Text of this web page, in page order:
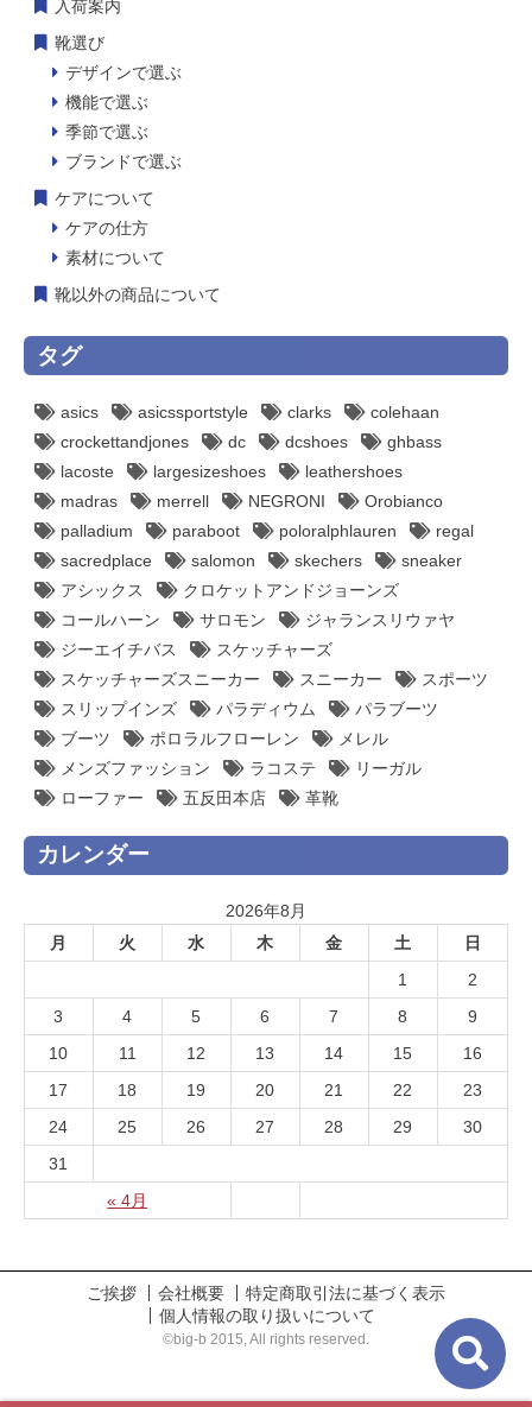
入荷案内
靴選び
デザインで選ぶ
機能で選ぶ
季節で選ぶ
ブランドで選ぶ
ケアについて
ケアの仕方
素材について
靴以外の商品について
タグ
asics asicssportstyle clarks
colehaan
crockettandjones
dc dcshoes
ghbass
lacoste
largesizeshoes
leathershoes
madras
merrell NEGRONI
Orobianco
palladium
paraboot poloralphlauren
regal
sacredplace
salomon skechers
sneaker
アシックス
クロケットアンドジョーンズ
コールハーン
サロモン
ジャランスリウァヤ
ジーエイチバス
スケッチャーズ
スケッチャーズスニーカー
スニーカー
スポーツ
スリップインズ
パラディウム
パラブーツ
ブーツ
ポロラルフローレン
メレル
メンズファッション
ラコステ
リーガル
ローファー
五反田本店 革靴
カレンダー
2026年8月
月
火 水 木 金 土 日
« 4月
1
2
3
4 5 6 7 8
9
10
11 12 13 14 15
16
17
18 19 20 21 22
23
24
25 26 27 28 29
30
31
ご挨拶 会社概要
特定商取引法に基づく表示
個人情報の取り扱いについて
©big-b 2015, All rights reserved.